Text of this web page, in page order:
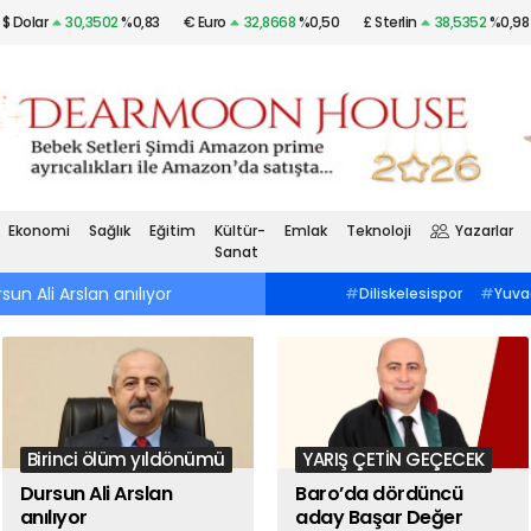
$ Dolar 30,3502%0,83 € Euro 32,8668%0,50 £ Sterlin 38,5352%0,98
Ekonomi Sağlık Eğitim
Kültür-
Sanat
Emlak Teknoloji Yazarlar
Ali Arslan anılıyor Baro’da dördüncü aday Başar
#Tenis
KulübüGebzespor
#Çorluspor 1947Dev
Turizm-İş
#4. Vardiya İşçi
DayanışmasıGebzespor
Amatör LigGebzespor
1947Bağımsız Emekliler Sendikası
Selçuk Süzenİkizdere #
#Diliskelesispor #
Gençler Birliği
#Silivrispor
LigGebzespor
Bankası
Lilya
Marmara KAISİADBinali
Çayırova
#
Komünist Partisi
#Mahalle
#
Birinci ölüm yıldönümü
Dursun Ali Arslan
anılıyor
YARIŞ ÇETİN GEÇECEK
Baro’da dördüncü
aday Başar Değer